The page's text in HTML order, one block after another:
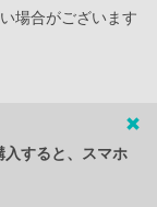
場合がございます
入すると、スマホ